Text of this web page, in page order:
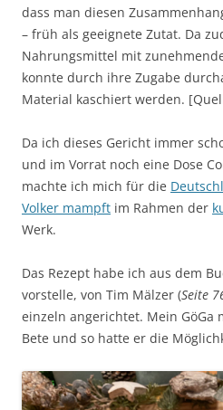
dass man diesen
– früh als geeignete Zutat. Da
Nahrungsmittel mit
konnte durch ihre Zugabe
Material kaschiert werden.
Da ich dieses Gericht immer
und im Vorrat noch eine Dose
machte ich mich für die
Volker mampft im Rahmen der
Werk.
Das Rezept habe ich aus dem
vorstelle, von Tim Mälzer (Seite
einzeln angerichtet. Mein GöGa
Bete und so hatte er die